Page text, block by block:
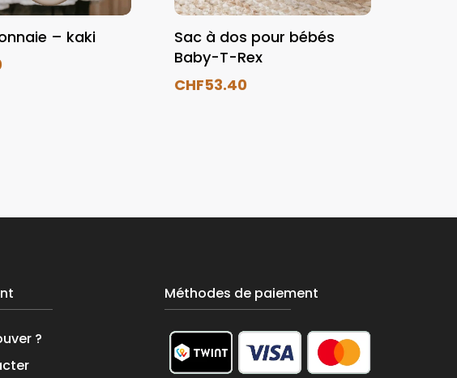
– kaki
Sac à dos pour bébés
Baby-T-Rex
CHF53.40
?
Méthodes de paiement